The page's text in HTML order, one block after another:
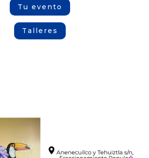
Tu evento
Talleres